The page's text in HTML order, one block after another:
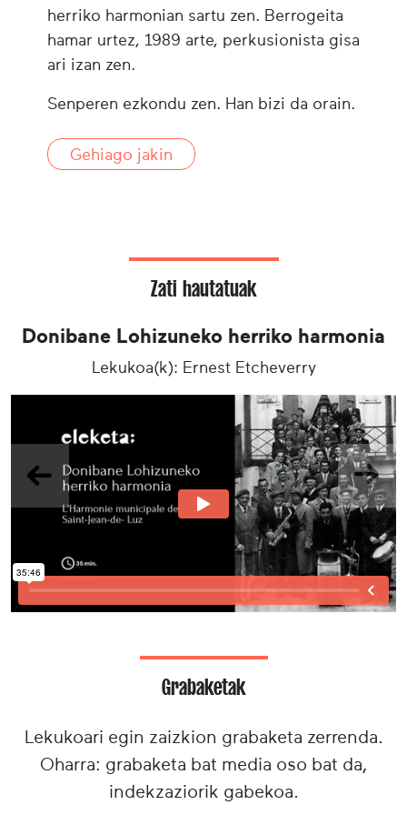
herriko harmonian sartu zen. Berrogeita
hamar urtez, 1989 arte, perkusionista gisa
ari izan zen.
Senperen ezkondu zen. Han bizi da orain.
Gehiago jakin
Zati hautatuak
Donibane Lohizuneko herriko harmonia
Lekukoa(k): Ernest Etcheverry
Aurrekoa
Grabaketak
Lekukoari egin zaizkion grabaketa zerrenda.
Oharra: grabaketa bat media oso bat da,
indekzaziorik gabekoa.